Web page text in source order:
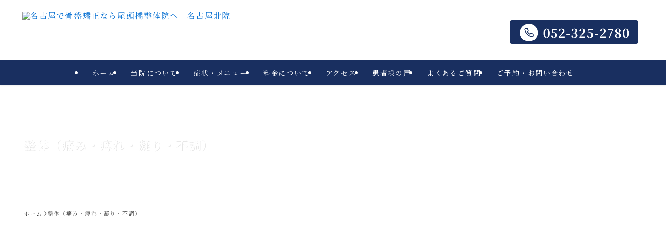
ホーム 当院について 症状・メニュー 料金について アクセス 患者様の声 よくあるご質問 ご予約・お問い合わせ
整体（痛み・痺れ・凝り・不調）
ホーム 整体（痛み・痺れ・凝り・不調）